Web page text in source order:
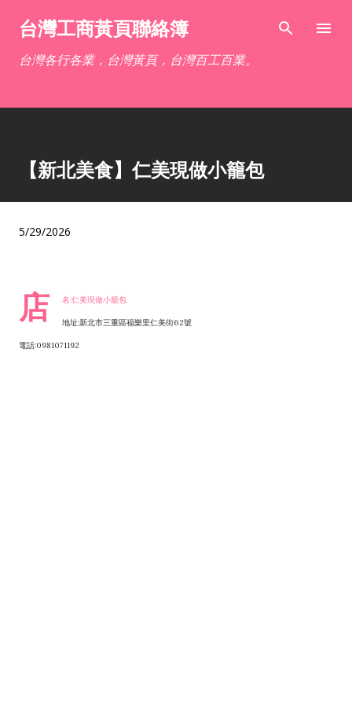
跳到主要內容
台灣工商黃頁聯絡簿
台灣各行各業，台灣黃頁，台灣百工百業。
【新北美食】仁美現做小籠包
5/29/2026
店 名:仁美現做小籠包
地址:新北市三重區福樂里仁美街62號
電話:0981071192